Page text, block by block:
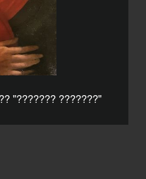
"??????? ???????"